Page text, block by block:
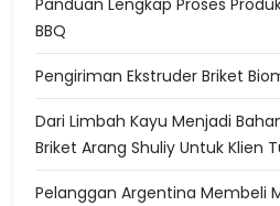
BBQ
Pengiriman Ekstruder Briket
Dari Limbah Kayu Menjadi
Briket Arang Shuliy Untuk Klien
Pelanggan Argentina Membeli